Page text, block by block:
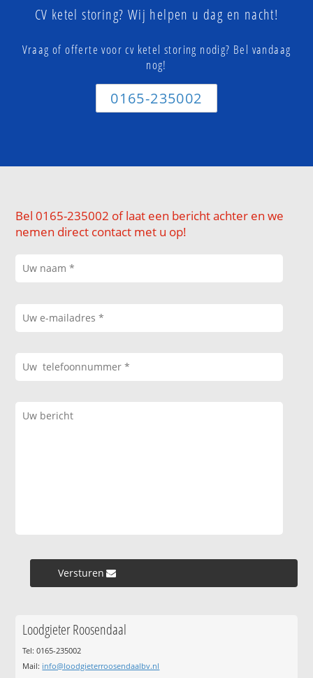
CV ketel storing? Wij helpen u dag en nacht!
Vraag of offerte voor cv ketel storing nodig? Bel vandaag
nog!
0165-235002
Bel 0165-235002 of laat een bericht achter en we
nemen direct contact met u op!
Versturen »
Loodgieter Roosendaal
Tel: 0165-235002
Mail: info@loodgieterroosendaalbv.nl